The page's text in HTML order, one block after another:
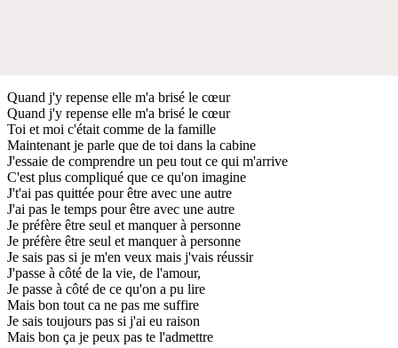
Quand j'y repense elle m'a brisé le cœur
Quand j'y repense elle m'a brisé le cœur
Toi et moi c'était comme de la famille
Maintenant je parle que de toi dans la cabine
J'essaie de comprendre un peu tout ce qui m'arrive
C'est plus compliqué que ce qu'on imagine
J't'ai pas quittée pour être avec une autre
J'ai pas le temps pour être avec une autre
Je préfère être seul et manquer à personne
Je préfère être seul et manquer à personne
Je sais pas si je m'en veux mais j'vais réussir
J'passe à côté de la vie, de l'amour,
Je passe à côté de ce qu'on a pu lire
Mais bon tout ca ne pas me suffire
Je sais toujours pas si j'ai eu raison
Mais bon ça je peux pas te l'admettre